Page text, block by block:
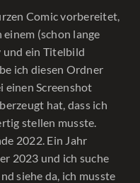
Comic vorbereitet,
(schon lange
und ein Titelbild
ich diesen Ordner
einen Screenshot
hat, dass ich
stellen musste.
2022. Ein Jahr
2023 und ich suche
siehe da, ich musste